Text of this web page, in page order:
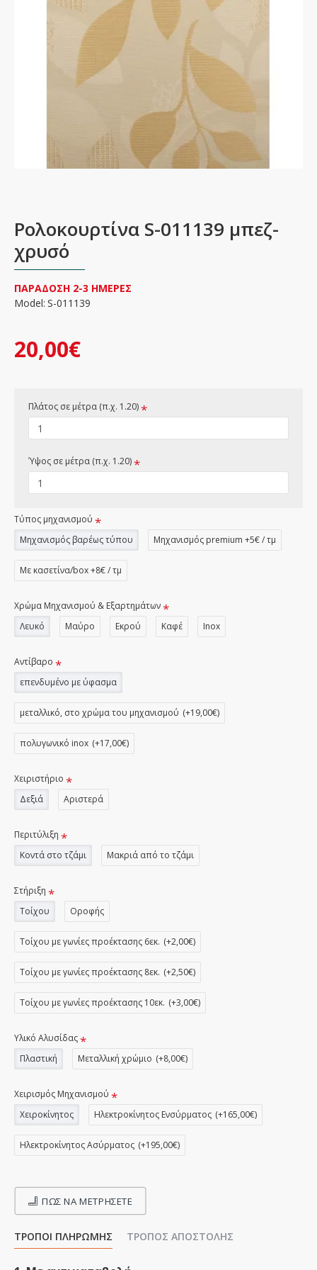
Ρολοκουρτίνα S-011139 μπεζ-
χρυσό
20,00€
ΠΑΡΑΔΟΣΗ 2-3 ΗΜΕΡΕΣ
Model: S-011139
Πλάτος σε μέτρα (π.χ. 1.20)
Ύψος σε μέτρα (π.χ. 1.20)
Τύπος μηχανισμού
Μηχανισμός βαρέως τύπου
Μηχανισμός premium +5€ / τμ
Με κασετίνα/box +8€ / τμ
Χρώμα Μηχανισμού & Εξαρτημάτων
Λευκό
Μαύρο Εκρού Καφέ Inox
Αντίβαρο
επενδυμένο με ύφασμα
μεταλλικό, στο χρώμα του μηχανισμού (+19,00€)
πολυγωνικό inox (+17,00€)
Χειριστήριο
Δεξιά
Αριστερά
Περιτύλιξη
Κοντά στο τζάμι
Μακριά από το τζάμι
Στήριξη
Τοίχου
Οροφής
Τοίχου με γωνίες προέκτασης 6εκ. (+2,00€)
Τοίχου με γωνίες προέκτασης 8εκ. (+2,50€)
Τοίχου με γωνίες προέκτασης 10εκ. (+3,00€)
Υλικό Αλυσίδας
Πλαστική
Μεταλλική χρώμιο (+8,00€)
Χειρισμός Μηχανισμού
Χειροκίνητος
Ηλεκτροκίνητος Ενσύρματος (+165,00€)
Ηλεκτροκίνητος Ασύρματος (+195,00€)
ΠΩΣ ΝΑ ΜΕΤΡΉΣΕΤΕ
ΤΡΌΠΟΙ ΠΛΗΡΩΜΉΣ ΤΡΌΠΟΣ ΑΠΟΣΤΟΛΉΣ